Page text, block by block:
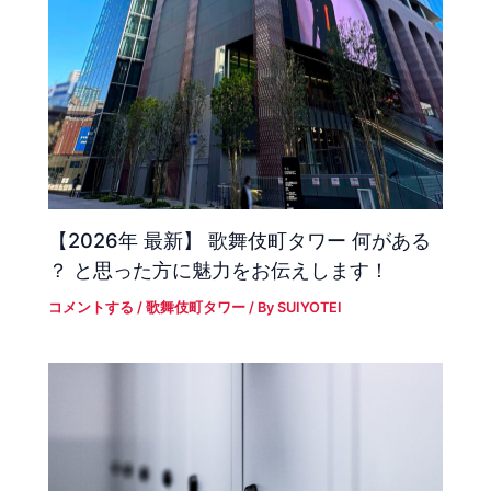
【2026年 最新】 歌舞伎町タワー 何がある
？ と思った方に魅力をお伝えします！
コメントする /歌舞伎町タワー / BySUIYOTEI